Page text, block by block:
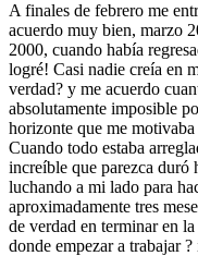
A finales de febrero me
acuerdo muy bien, marzo
2000, cuando había
logré! Casi nadie creía en
verdad? y me acuerdo
absolutamente imposible
horizonte que me
Cuando todo estaba
increíble que parezca duró
luchando a mi lado para
aproximadamente tres
de verdad en terminar en
donde empezar a trabajar